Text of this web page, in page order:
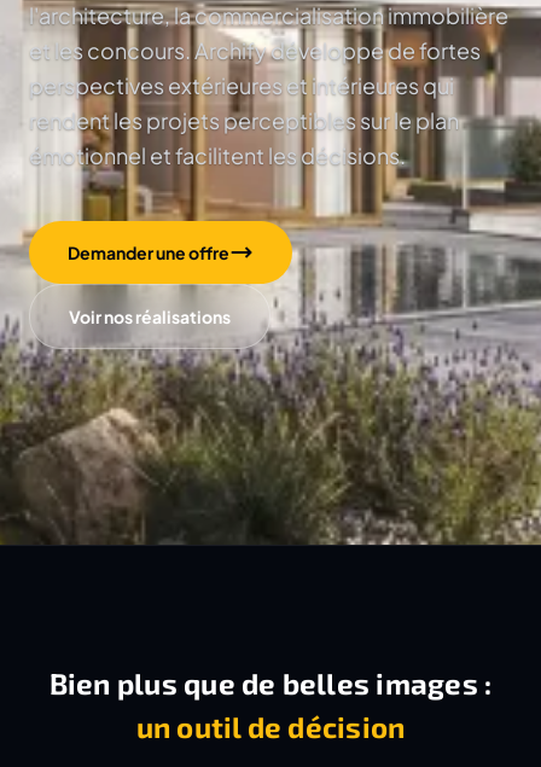
l'architecture, la commercialisation immobilière
et les concours. Archify développe de fortes
perspectives extérieures et intérieures qui
rendent les projets perceptibles sur le plan
émotionnel et facilitent les décisions.
Demander une offre
Voir nos réalisations
Bien plus que de belles images :
un outil de décision